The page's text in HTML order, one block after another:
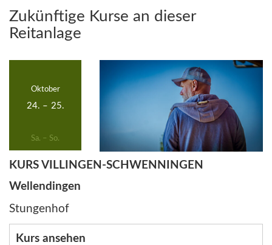
Zukünftige Kurse an dieser
Reitanlage
24. – 25.
Oktober
Sa. – So.
KURS VILLINGEN-SCHWENNINGEN
Wellendingen
Stungenhof
Kurs ansehen